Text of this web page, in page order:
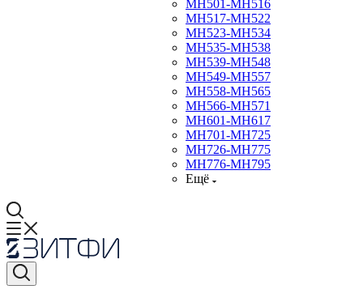
МН501-МН516
МН517-МН522
МН523-МН534
МН535-МН538
МН539-МН548
МН549-МН557
МН558-МН565
МН566-МН571
МН601-МН617
МН701-МН725
МН726-МН775
МН776-МН795
Ещё